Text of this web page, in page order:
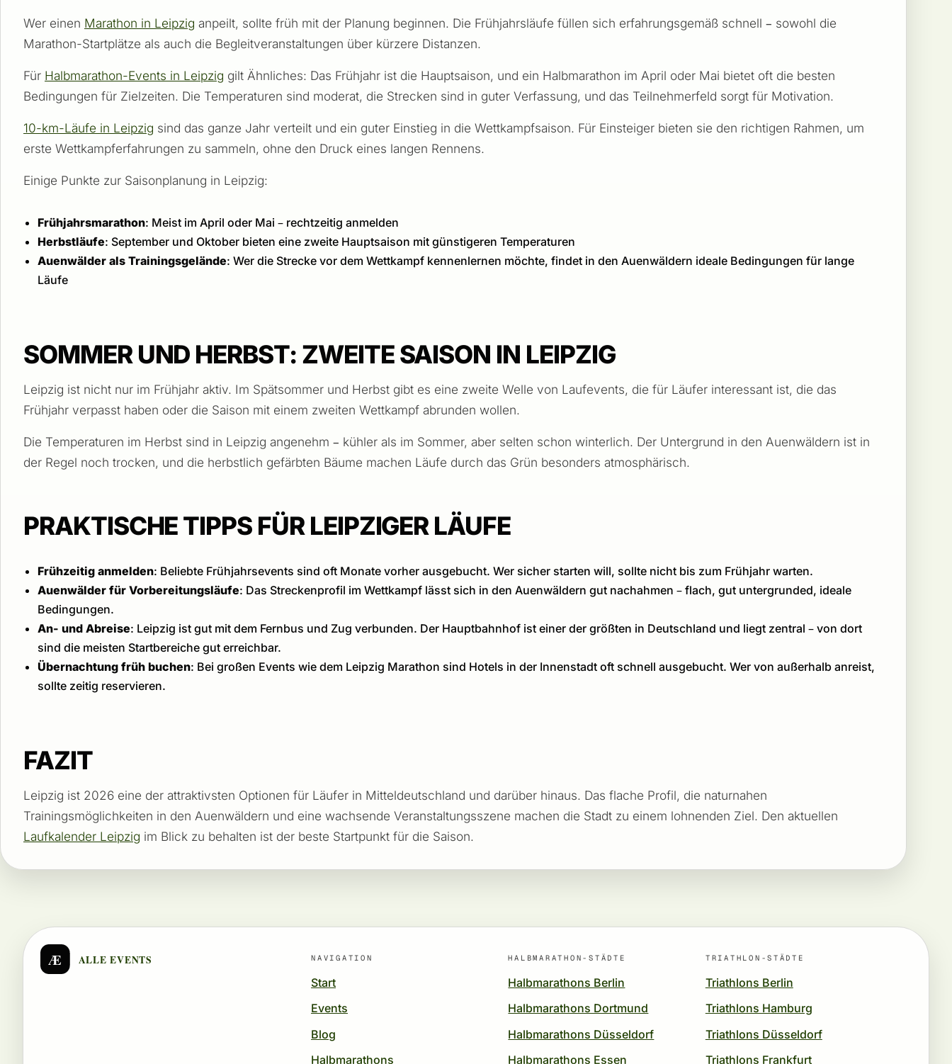
Wer einen Marathon in Leipzig anpeilt, sollte früh mit der Planung beginnen. Die Frühjahrsläufe füllen sich erfahrungsgemäß schnell – sowohl die
Marathon-Startplätze als auch die Begleitveranstaltungen über kürzere Distanzen.
Für Halbmarathon-Events in Leipzig gilt Ähnliches: Das Frühjahr ist die Hauptsaison, und ein Halbmarathon im April oder Mai bietet oft die besten
Bedingungen für Zielzeiten. Die Temperaturen sind moderat, die Strecken sind in guter Verfassung, und das Teilnehmerfeld sorgt für Motivation.
10-km-Läufe in Leipzig sind das ganze Jahr verteilt und ein guter Einstieg in die Wettkampfsaison. Für Einsteiger bieten sie den richtigen Rahmen, um
erste Wettkampferfahrungen zu sammeln, ohne den Druck eines langen Rennens.
Einige Punkte zur Saisonplanung in Leipzig:
Frühjahrsmarathon: Meist im April oder Mai – rechtzeitig anmelden
Herbstläufe: September und Oktober bieten eine zweite Hauptsaison mit günstigeren Temperaturen
Auenwälder als Trainingsgelände: Wer die Strecke vor dem Wettkampf kennenlernen möchte, findet in den Auenwäldern ideale Bedingungen für lange
Läufe
SOMMER UND HERBST: ZWEITE SAISON IN LEIPZIG
Leipzig ist nicht nur im Frühjahr aktiv. Im Spätsommer und Herbst gibt es eine zweite Welle von Laufevents, die für Läufer interessant ist, die das
Frühjahr verpasst haben oder die Saison mit einem zweiten Wettkampf abrunden wollen.
Die Temperaturen im Herbst sind in Leipzig angenehm – kühler als im Sommer, aber selten schon winterlich. Der Untergrund in den Auenwäldern ist in
der Regel noch trocken, und die herbstlich gefärbten Bäume machen Läufe durch das Grün besonders atmosphärisch.
PRAKTISCHE TIPPS FÜR LEIPZIGER LÄUFE
Frühzeitig anmelden: Beliebte Frühjahrsevents sind oft Monate vorher ausgebucht. Wer sicher starten will, sollte nicht bis zum Frühjahr warten.
Auenwälder für Vorbereitungsläufe: Das Streckenprofil im Wettkampf lässt sich in den Auenwäldern gut nachahmen – flach, gut untergrunded, ideale
Bedingungen.
An- und Abreise: Leipzig ist gut mit dem Fernbus und Zug verbunden. Der Hauptbahnhof ist einer der größten in Deutschland und liegt zentral – von dort
sind die meisten Startbereiche gut erreichbar.
Übernachtung früh buchen: Bei großen Events wie dem Leipzig Marathon sind Hotels in der Innenstadt oft schnell ausgebucht. Wer von außerhalb anreist,
sollte zeitig reservieren.
FAZIT
Leipzig ist 2026 eine der attraktivsten Optionen für Läufer in Mitteldeutschland und darüber hinaus. Das flache Profil, die naturnahen
Trainingsmöglichkeiten in den Auenwäldern und eine wachsende Veranstaltungsszene machen die Stadt zu einem lohnenden Ziel. Den aktuellen
Laufkalender Leipzig im Blick zu behalten ist der beste Startpunkt für die Saison.
Æ ALLE EVENTS NAVIGATION
Start
Events
Blog
Halbmarathons
HALBMARATHON-STÄDTE
Halbmarathons Berlin
Halbmarathons Dortmund
Halbmarathons Düsseldorf
Halbmarathons Essen
TRIATHLON-STÄDTE
Triathlons Berlin
Triathlons Hamburg
Triathlons Düsseldorf
Triathlons Frankfurt